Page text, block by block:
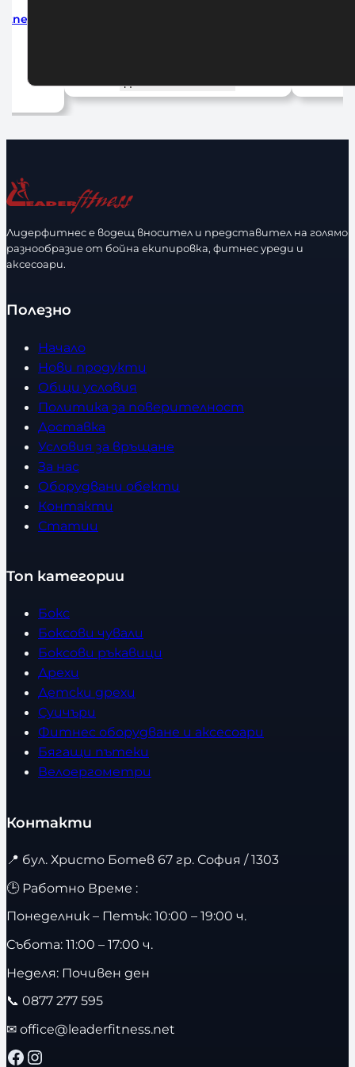
Лидерфитнес е водещ вносител и представител на голямо
разнообразие от бойна екипировка, фитнес уреди и
аксесоари.
Полезно
Начало
Нови продукти
Общи условия
Политика за поверителност
Доставка
Условия за връщане
За нас
Оборудвани обекти
Контакти
Статии
Топ категории
Бокс
Боксови чували
Боксови ръкавици
Дрехи
Детски дрехи
Суичъри
Фитнес оборудване и аксесоари
Бягащи пътеки
Велоергометри
Контакти
📍 бул. Христо Ботев 67 гр. София / 1303
🕒 Работно Време :
Понеделник – Петък: 10:00 – 19:00 ч.
Събота: 11:00 – 17:00 ч.
Неделя: Почивен ден
📞 0877 277 595
✉ office@leaderfitness.net
Facebook Instagram